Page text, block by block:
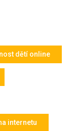
dětí online
internetu